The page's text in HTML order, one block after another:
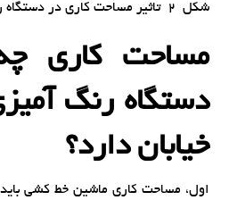
شکل 2 تاثیر مساحت کاری در دستگاه رنگ آمیزی
مساحت کاری
دستگاه رنگ
خیابان دارد؟
اول، مساحت کاری ماشین خط کشی باید